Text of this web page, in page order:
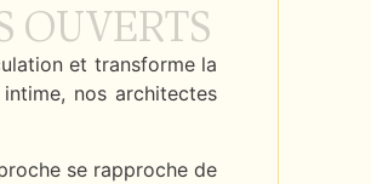
OUVERTS
et transforme la
nos architectes
se rapproche de